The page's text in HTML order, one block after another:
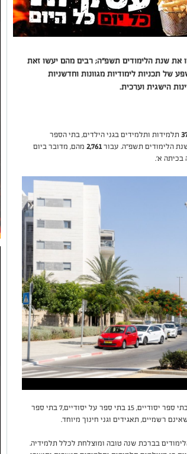
את שנת הלימודים תשפ"ה; רבים מהם יעשו זאת
של תכניות לימודיות מגוונות וחדשניות
הישגית וערכית.
תלמידות ותלמידים בגני הילדים, בתי הספר
הלימודים תשפ"ה. עבור2,761 מהם, מדובר ביום
בכיתה א'.
בשנת הלימודים הקרובה, יפעלו באשקלון 32 בתי ספר יסודיים, 15 בתי ספר על יסודיים,7 בתי ספר
בברכת שנה טובה ומוצלחת לכלל תלמידיה.